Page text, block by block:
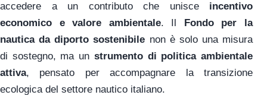
accedere a un contributo che unisce incentivo
economico e valore ambientale. Il
Fondo per la
nautica da diporto sostenibile non è solo una misura
di sostegno, ma un strumento di politica ambientale
attiva, pensato per accompagnare la transizione
ecologica del settore nautico italiano.